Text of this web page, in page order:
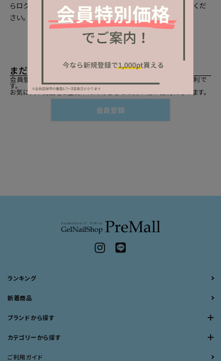
らログインしてください。まだの方は、LINEと会員連携
をしてくだ
さい。
まだご登録がお済みでないお客様
会員登録をしていただきますと、二度目のお買い物時にとても便利で
す。
お気に入り商品をご登録いただけるなどお買い物が便利になります。
会員登録
ランキング
新着商品
ブランドから探す
カテゴリーから探す
ご利用ガイド